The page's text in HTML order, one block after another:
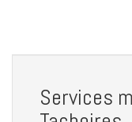
Services